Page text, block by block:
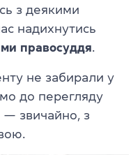
з деякими
надихнутись
правосуддя
не забирали у
до перегляду
— звичайно, з